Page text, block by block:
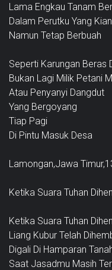
Lama Engkau Tanam
Dalam Perutku Yang
Namun Tetap Berbuah
Seperti Karungan Beras
Bukan Lagi Milik Petani
Atau Penyanyi Dangdut
Yang Bergoyang
Tiap Pagi
Di Pintu Masuk Desa
Lamongan,Jawa
Ketika Suara Tuhan
Ketika Suara Tuhan
Liang Kubur Telah
Digali Di Hamparan
Saat Jasadmu Masih